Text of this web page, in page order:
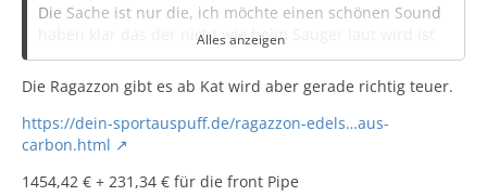
Die Sache ist nur die, ich möchte einen schönen Sound
haben klar das der nicht wie beim Sauger laut wird ist
logisch aber wenn ich mir ne Anlage hol dann soll man
schon was hören. Bei mir wird es ein Swift mit 140 Ps,
der hat ja noch keinen OPF.
Mein Budget liegt bei 1500€ (Einbau on Top)
Alles anzeigen
Die Ragazzon gibt es ab Kat wird aber gerade richtig teuer.
https://dein-sportauspuff.de/ragazzon-edels…aus-
carbon.html
1454,42 € + 231,34 € für die front Pipe